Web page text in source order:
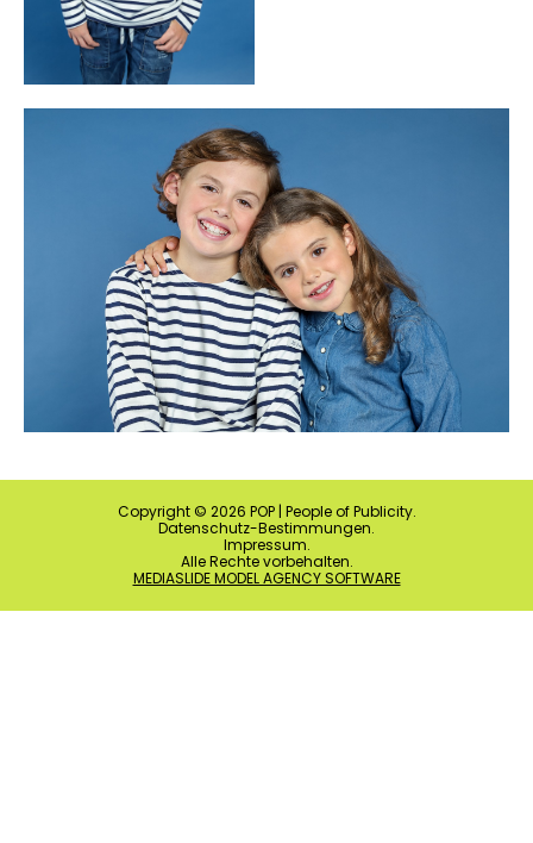
Copyright © 2026 POP | People of Publicity.
Datenschutz-Bestimmungen.
Impressum.
Alle Rechte vorbehalten.
MEDIASLIDE MODEL AGENCY SOFTWARE